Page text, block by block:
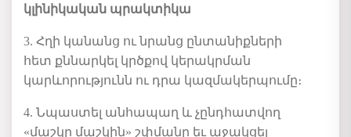
կլինիկական պրակտիկա
3. Հղի կանանց ու նրանց ընտանիքների
հետ քննարկել կրծքով կերակրման
կարևորությունն ու դրա կազմակերպումը։
4. Նպաստել անհապաղ և չընդհատվող
«մաշկը մաշկին» շփմանը եւ աջակցել